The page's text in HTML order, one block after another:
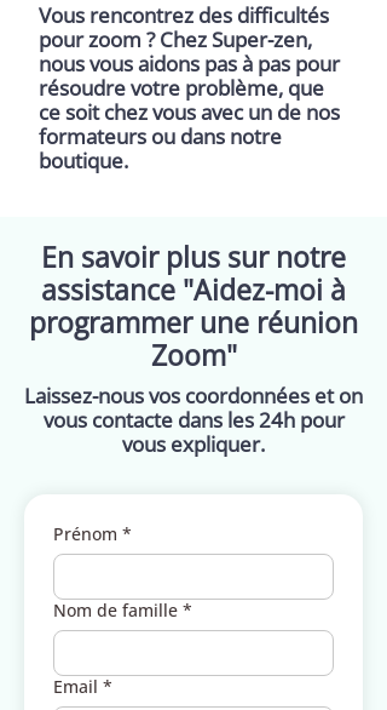
Vous rencontrez des difficultés
pour zoom ? Chez Super-zen,
nous vous aidons pas à pas pour
résoudre votre problème, que
ce soit chez vous avec un de nos
formateurs ou dans notre
boutique.
En savoir plus sur notre
assistance "Aidez-moi à
programmer une réunion
Zoom"
Laissez-nous vos coordonnées et on
vous contacte dans les 24h pour
vous expliquer.
Prénom *
Nom de famille *
Email *